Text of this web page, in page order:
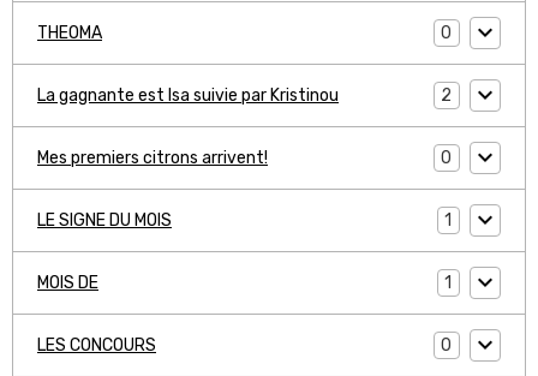
THEOMA 0
La gagnante est Isa suivie par Kristinou 2
Mes premiers citrons arrivent! 0
LE SIGNE DU MOIS 1
MOIS DE 1
LES CONCOURS 0